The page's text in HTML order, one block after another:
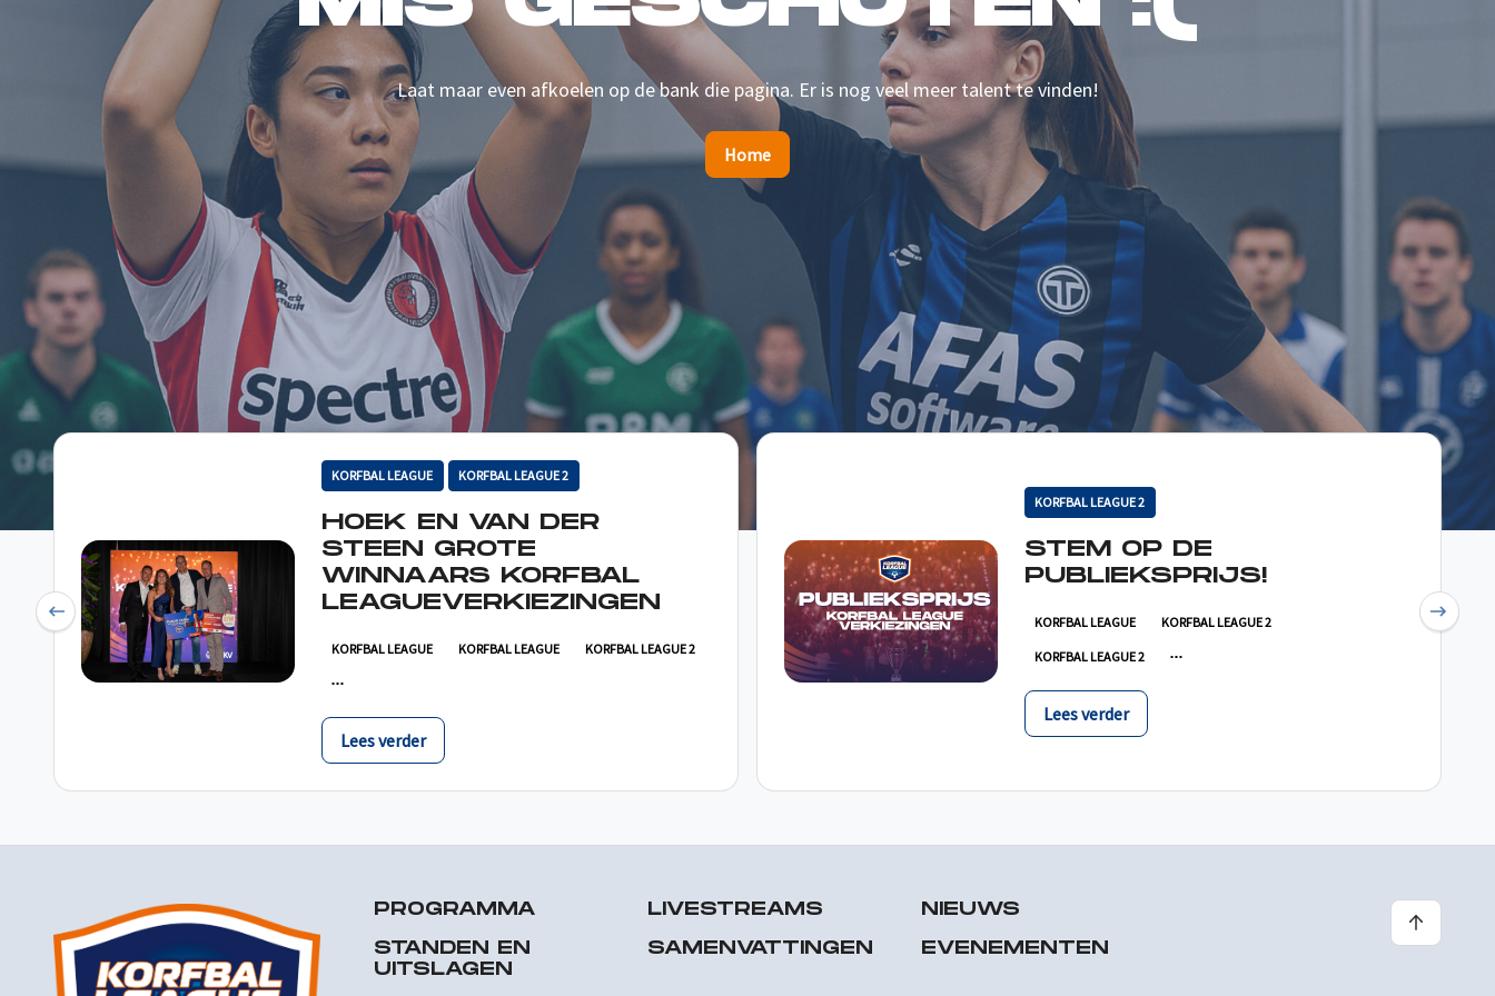
Laat maar even afkoelen op de bank die pagina. Er is nog veel meer talent te vinden!
Home
KORFBAL LEAGUE KORFBAL LEAGUE 2
HOEK EN VAN DER
STEEN GROTE
WINNAARS KORFBAL
LEAGUEVERKIEZINGEN
KORFBAL LEAGUE KORFBAL LEAGUE KORFBAL LEAGUE 2
Lees verder
KORFBAL LEAGUE 2
STEM OP DE
PUBLIEKSPRIJS!
KORFBAL LEAGUE KORFBAL LEAGUE 2
KORFBAL LEAGUE 2
Lees verder
Previous Next
PROGRAMMA
STANDEN EN
UITSLAGEN
LIVESTREAMS
SAMENVATTINGEN
NIEUWS
EVENEMENTEN